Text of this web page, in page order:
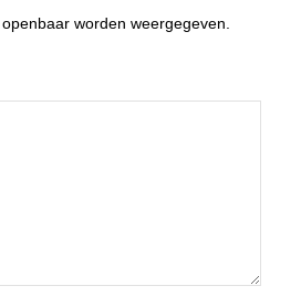
worden weergegeven.